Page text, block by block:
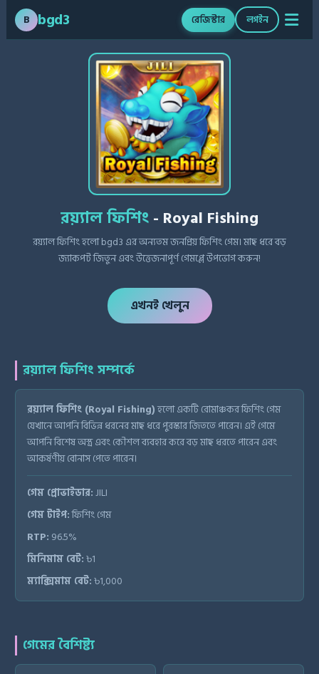
B bgd3 রেজিস্টার লগইন
রয়্যাল ফিশিং- Royal Fishing
রয়্যাল ফিশিং হলো bgd3 এর অন্যতম জনপ্রিয় ফিশিং গেম। মাছ ধরে বড়
জ্যাকপট জিতুন এবং উত্তেজনাপূর্ণ গেমপ্লে উপভোগ করুন!
এখনই খেলুন
রয়্যাল ফিশিং সম্পর্কে
রয়্যাল ফিশিং (Royal Fishing)হলো একটি রোমাঞ্চকর ফিশিং গেম
যেখানে আপনি বিভিন্ন ধরনের মাছ ধরে পুরস্কার জিততে পারেন। এই গেমে
আপনি বিশেষ অস্ত্র এবং কৌশল ব্যবহার করে বড় মাছ ধরতে পারেন এবং
আকর্ষণীয় বোনাস পেতে পারেন।
গেম প্রোভাইডার:JILI
গেম টাইপ:ফিশিং গেম
RTP: 96.5%
মিনিমাম বেট:৳1
ম্যাক্সিমাম বেট:৳1,000
গেমের বৈশিষ্ট্য